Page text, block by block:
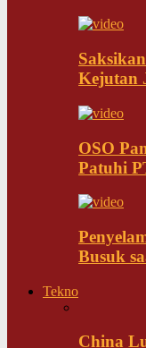
Kejutan
OSO
Patuhi
Busuk
Tekno
China